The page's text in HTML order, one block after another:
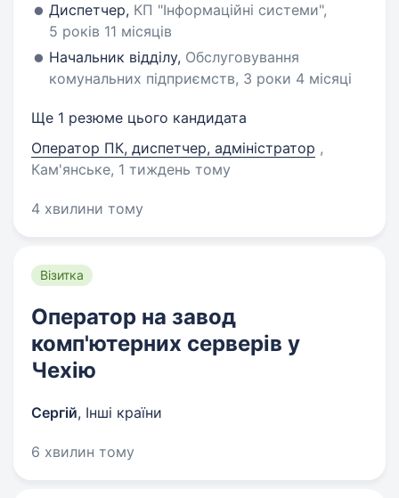
Диспетчер, КП "Інформаційні системи",
5 років 11 місяців
Начальник відділу, Обслуговування
комунальних підприємств, 3 роки 4 місяці
Ще 1 резюме цього кандидата
Оператор ПК, диспетчер, адміністратор ,
Кам'янське, 1 тиждень тому
4 хвилини тому
Візитка
Оператор на завод
комп'ютерних серверів у
Чехію
Сергій, Інші країни
6 хвилин тому